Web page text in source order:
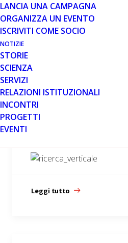
LANCIA UNA CAMPAGNA
ORGANIZZA UN EVENTO
ISCRIVITI COME SOCIO
NOTIZIE
STORIE
SCIENZA
SERVIZI
RELAZIONI ISTITUZIONALI
INCONTRI
PROGETTI
EVENTI
MESE: GIUGNO 2013
27 GIU 2013
Leggi tutto